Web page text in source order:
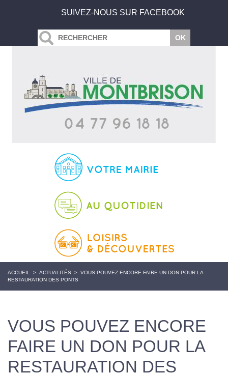
SUIVEZ-NOUS SUR FACEBOOK
ACCUEIL > ACTUALITÉS > VOUS POUVEZ ENCORE FAIRE UN DON POUR LA
RESTAURATION DES PONTS
VOUS POUVEZ ENCORE
FAIRE UN DON POUR LA
RESTAURATION DES